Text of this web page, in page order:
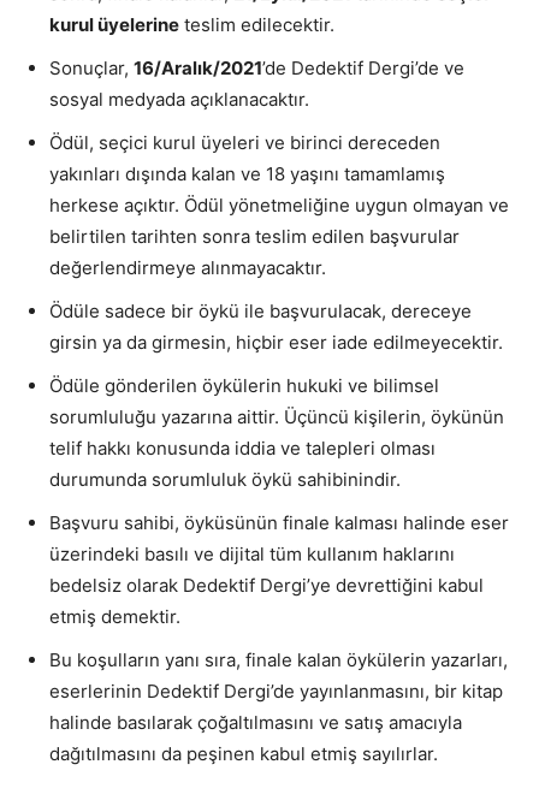
kurul üyelerine teslim edilecektir.
Sonuçlar, 16/Aralık/2021’de Dedektif Dergi’de ve
sosyal medyada açıklanacaktır.
Ödül, seçici kurul üyeleri ve birinci dereceden
yakınları dışında kalan ve 18 yaşını tamamlamış
herkese açıktır. Ödül yönetmeliğine uygun olmayan ve
belirtilen tarihten sonra teslim edilen başvurular
değerlendirmeye alınmayacaktır.
Ödüle sadece bir öykü ile başvurulacak, dereceye
girsin ya da girmesin, hiçbir eser iade edilmeyecektir.
Ödüle gönderilen öykülerin hukuki ve bilimsel
sorumluluğu yazarına aittir. Üçüncü kişilerin, öykünün
telif hakkı konusunda iddia ve talepleri olması
durumunda sorumluluk öykü sahibinindir.
Başvuru sahibi, öyküsünün finale kalması halinde eser
üzerindeki basılı ve dijital tüm kullanım haklarını
bedelsiz olarak Dedektif Dergi’ye devrettiğini kabul
etmiş demektir.
Bu koşulların yanı sıra, finale kalan öykülerin yazarları,
eserlerinin Dedektif Dergi’de yayınlanmasını, bir kitap
halinde basılarak çoğaltılmasını ve satış amacıyla
dağıtılmasını da peşinen kabul etmiş sayılırlar.